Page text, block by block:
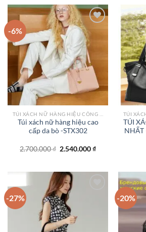
-6%
Add to
wishlist
Túi xách nữ hàng hiệu cao
cấp da bò -STX302
2.700.000₫ Giá
2.540.000₫Giá
TÚI
NHẤT
-27% -20%